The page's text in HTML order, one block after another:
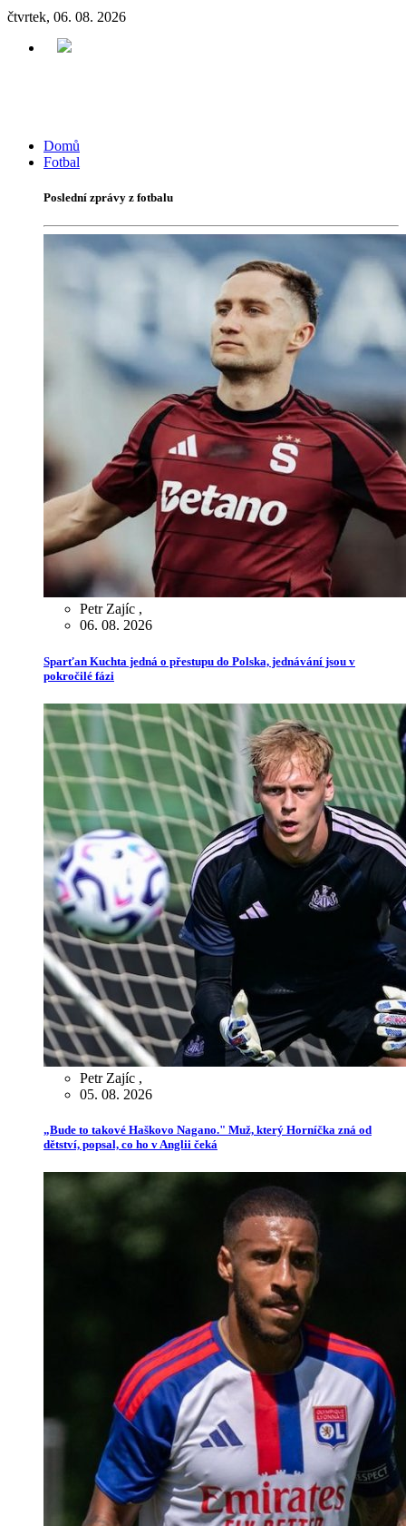
čtvrtek, 06. 08. 2026
Domů
Fotbal
Poslední zprávy z fotbalu
Petr Zajíc ,
06. 08. 2026
Sparťan Kuchta jedná o přestupu do Polska, jednávání jsou v
pokročilé fázi
Petr Zajíc ,
05. 08. 2026
„Bude to takové Haškovo Nagano." Muž, který Horníčka zná od
dětství, popsal, co ho v Anglii čeká